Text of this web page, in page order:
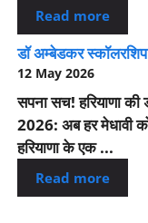
Read more
डॉ अम्बेडकर
12 May 2026
सपना सच! हरियाणा की
2026: अब हर मेधावी
हरियाणा के एक ...
Read more